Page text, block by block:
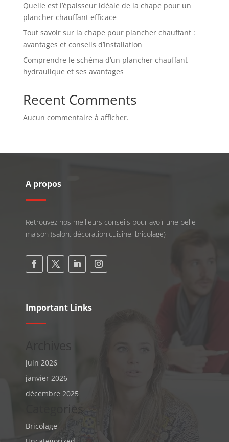
Quelle est l’épaisseur idéale de la chape pour un
plancher chauffant efficace
Tout savoir sur la chape pour plancher chauffant :
avantages et conseils d’installation
Comprendre le schéma d’un plancher chauffant
hydraulique et ses avantages
Recent Comments
Aucun commentaire à afficher.
A propos
Retrouvez nos meilleurs conseils pour avoir une belle
maison (salon, décoration,cuisine, bricolage)
Important Links
Archives
juin 2026
janvier 2026
décembre 2025
Categories
Bricolage